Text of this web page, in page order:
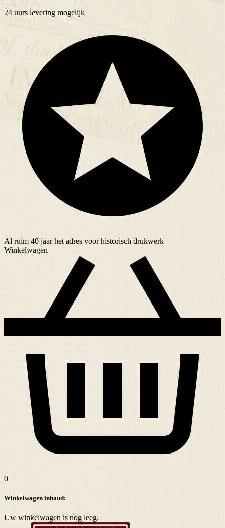
24 uurs levering mogelijk
Al ruim 40 jaarhet adres voor historisch drukwerk
Winkelwagen
0
Winkelwagen inhoud:
Uw winkelwagen is nog leeg.